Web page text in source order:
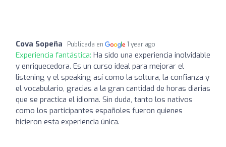
Cova Sopeña Publicada en 1 year ago
Experiencia fantástica: Ha sido una experiencia inolvidable
y enriquecedora. Es un curso ideal para mejorar el
listening y el speaking así como la soltura, la confianza y
el vocabulario, gracias a la gran cantidad de horas diarias
que se practica el idioma. Sin duda, tanto los nativos
como los participantes españoles fueron quienes
hicieron esta experiencia única.